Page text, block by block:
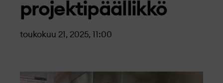
projektipäällikkö
toukokuu 21, 2025, 11:00